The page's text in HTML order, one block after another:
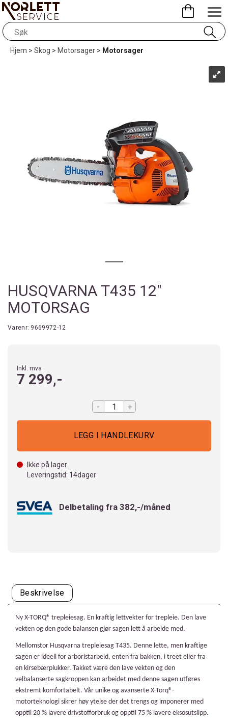
Hjem>Skog>Motorsager> Motorsager
HUSQVARNA T435 12"
MOTORSAG
Varenr: 9669972-12
Inkl. mva
7 299,-
- +
Ikke på lager
Leveringstid: 14dager
Delbetaling fra 382,-/måned
Beskrivelse
Ny X-TORQ® trepleiesag. En kraftig lettvekter for trepleie. Den lave
vekten og den gode balansen gjør sagen lett å arbeide med.
Mellomstor Husqvarna trepleiesag T435. Denne lette, men kraftige
sagen er ideell for arboristarbeid, enten fra bakken, i treet eller fra
en kirsebærplukker. Takket være den lave vekten og den
velbalanserte sagkroppen kan arbeidet med denne sagen utføres
ekstremt komfortabelt. Vår unike og avanserte X-Torq®-
motorteknologi sikrer høy ytelse der det trengs og imponerer med
opptil 20 % lavere drivstofforbruk og opptil 75 % lavere eksosutslipp.